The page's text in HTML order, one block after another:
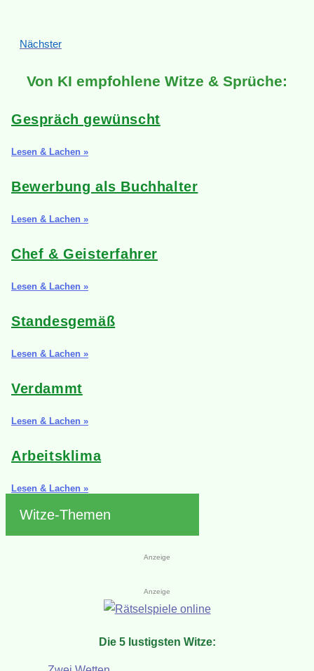
Nächster
Von KI empfohlene Witze & Sprüche:
Gespräch gewünscht
Lesen & Lachen »
Bewerbung als Buchhalter
Lesen & Lachen »
Chef & Geisterfahrer
Lesen & Lachen »
Standesgemäß
Lesen & Lachen »
Verdammt
Lesen & Lachen »
Arbeitsklima
Lesen & Lachen »
Witze-Themen
Anzeige
Anzeige
Die 5 lustigsten Witze: